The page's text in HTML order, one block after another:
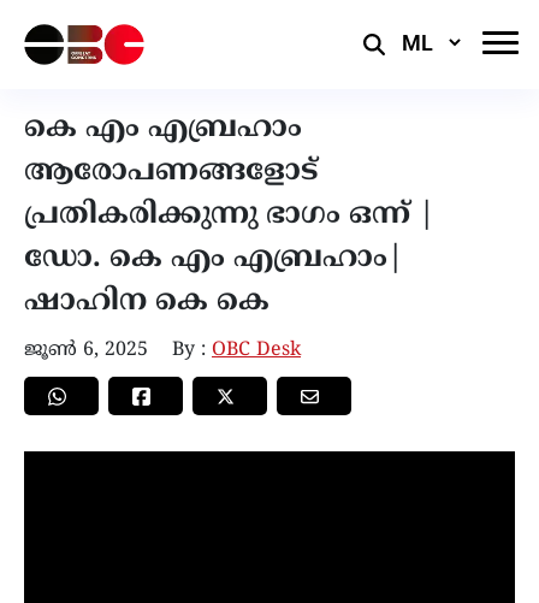
Select
കെ എം എബ്രഹാം
ആരോപണങ്ങളോട്
പ്രതികരിക്കുന്നു ഭാഗം ഒന്ന് |
ഡോ. കെ എം എബ്രഹാം|
ഷാഹിന കെ കെ
ജൂൺ 6, 2025 By : OBC Desk